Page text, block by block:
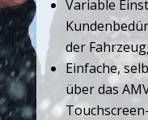
Variable
der
Einfache,
über das